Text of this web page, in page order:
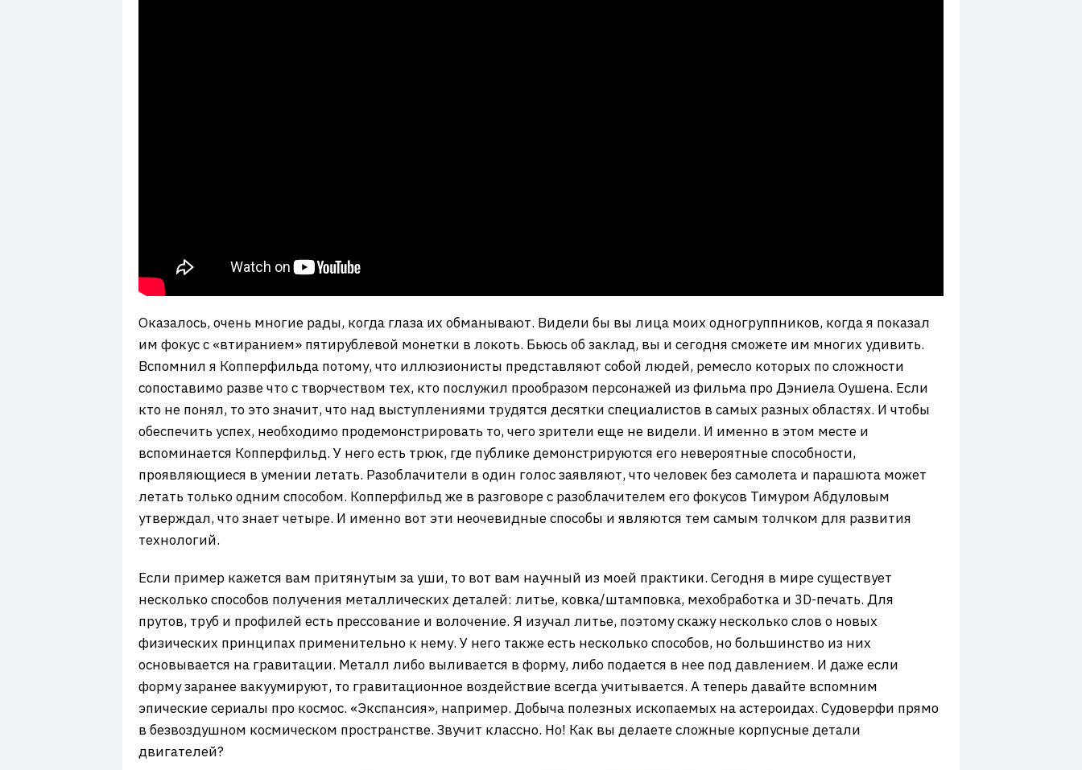
Оказалось, очень многие рады, когда глаза их обманывают. Видели бы вы лица моих одногруппников, когда я показал
им фокус с «втиранием» пятирублевой монетки в локоть. Бьюсь об заклад, вы и сегодня сможете им многих удивить.
Вспомнил я Копперфильда потому, что иллюзионисты представляют собой людей, ремесло которых по сложности
сопоставимо разве что с творчеством тех, кто послужил прообразом персонажей из фильма про Дэниела Оушена. Если
кто не понял, то это значит, что над выступлениями трудятся десятки специалистов в самых разных областях. И чтобы
обеспечить успех, необходимо продемонстрировать то, чего зрители еще не видели. И именно в этом месте и
вспоминается Копперфильд. У него есть трюк, где публике демонстрируются его невероятные способности,
проявляющиеся в умении летать. Разоблачители в один голос заявляют, что человек без самолета и парашюта может
летать только одним способом. Копперфильд же в разговоре с разоблачителем его фокусов Тимуром Абдуловым
утверждал, что знает четыре. И именно вот эти неочевидные способы и являются тем самым толчком для развития
технологий.
Если пример кажется вам притянутым за уши, то вот вам научный из моей практики. Сегодня в мире существует
несколько способов получения металлических деталей: литье, ковка/штамповка, мехобработка и 3D-печать. Для
прутов, труб и профилей есть прессование и волочение. Я изучал литье, поэтому скажу несколько слов о новых
физических принципах применительно к нему. У него также есть несколько способов, но большинство из них
основывается на гравитации. Металл либо выливается в форму, либо подается в нее под давлением. И даже если
форму заранее вакуумируют, то гравитационное воздействие всегда учитывается. А теперь давайте вспомним
эпические сериалы про космос. «Экспансия», например. Добыча полезных ископаемых на астероидах. Судоверфи прямо
в безвоздушном космическом пространстве. Звучит классно. Но! Как вы делаете сложные корпусные детали
двигателей?